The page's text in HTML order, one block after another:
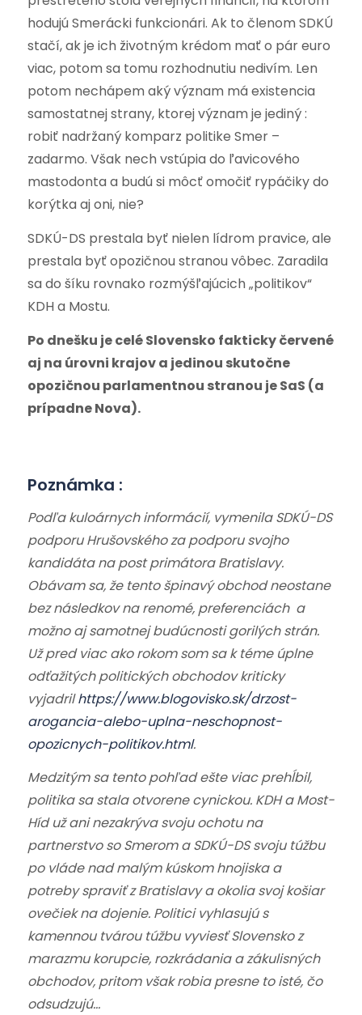
hodujú Smerácki funkcionári. Ak to členom SDKÚ
stačí, ak je ich životným krédom mať o pár euro
viac, potom sa tomu rozhodnutiu nedivím. Len
potom nechápem aký význam má existencia
samostatnej strany, ktorej význam je jediný :
robiť nadržaný komparz politike Smer –
zadarmo. Však nech vstúpia do ľavicového
mastodonta a budú si môcť omočiť rypáčiky do
korýtka aj oni, nie?
SDKÚ-DS prestala byť nielen lídrom pravice, ale
prestala byť opozičnou stranou vôbec. Zaradila
sa do šíku rovnako rozmýšľajúcich „politikov“
KDH a Mostu.
Po dnešku je celé Slovensko fakticky červené
aj na úrovni krajov a jedinou skutočne
opozičnou parlamentnou stranou je SaS (a
prípadne Nova).
Poznámka :
Podľa kuloárnych informácií, vymenila SDKÚ-DS
podporu Hrušovského za podporu svojho
kandidáta na post primátora Bratislavy.
Obávam sa, že tento špinavý obchod neostane
bez následkov na renomé, preferenciách a
možno aj samotnej budúcnosti gorilých strán.
Už pred viac ako rokom som sa k téme úplne
odťažitých politických obchodov kriticky
vyjadrilhttps://www.blogovisko.sk/drzost-
arogancia-alebo-uplna-neschopnost-
opozicnych-politikov.html.
Medzitým sa tento pohľad ešte viac prehĺbil,
politika sa stala otvorene cynickou. KDH a Most-
Híd už ani nezakrýva svoju ochotu na
partnerstvo so Smerom a SDKÚ-DS svoju túžbu
po vláde nad malým kúskom hnojiska a
potreby spraviť z Bratislavy a okolia svoj košiar
ovečiek na dojenie. Politici vyhlasujú s
kamennou tvárou túžbu vyviesť Slovensko z
marazmu korupcie, rozkrádania a zákulisných
obchodov, pritom však robia presne to isté, čo
odsudzujú…